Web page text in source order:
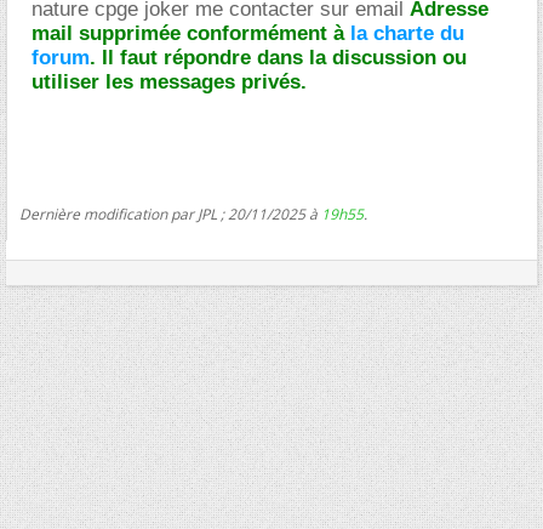
nature cpge joker me contacter sur email Adresse
mail supprimée conformément à la charte du
forum. Il faut répondre dans la discussion ou
utiliser les messages privés.
Dernière modification par JPL ; 20/11/2025 à 19h55.